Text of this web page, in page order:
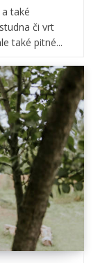
také
či vrt
také pitné...